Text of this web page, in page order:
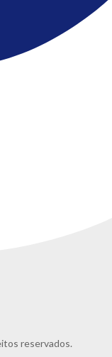
reservados.